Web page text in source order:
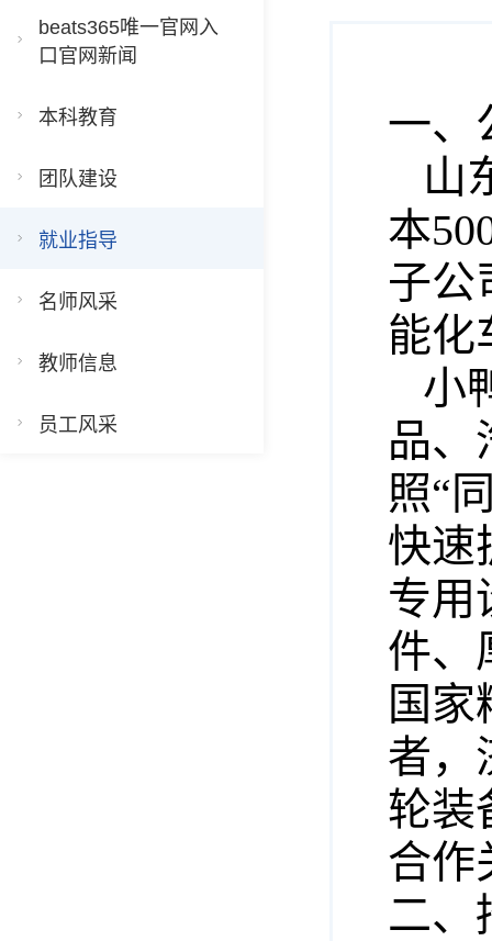
beats365唯一官网入
口官网新闻
本科教育
团队建设
就业指导
名师风采
教师信息
员工风采
一、
山
本
子公
能化
小
品、
照“
快速
专用
件、
国
者，
轮装
合作
二、